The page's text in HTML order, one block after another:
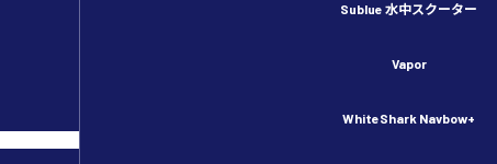
Sublue 水中スクーター
Vapor
WhiteShark Navbow+